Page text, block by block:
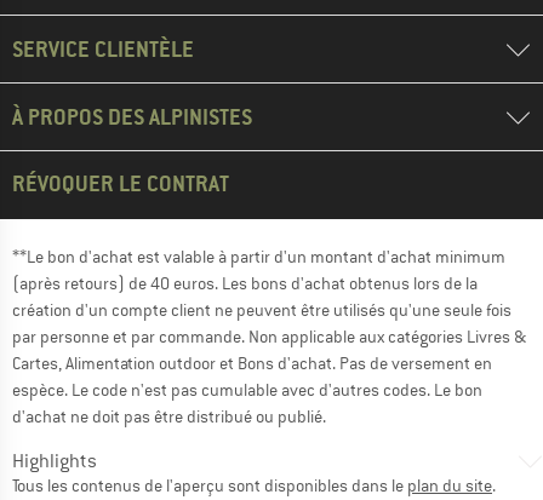
SERVICE CLIENTÈLE
À PROPOS DES ALPINISTES
RÉVOQUER LE CONTRAT
**Le bon d'achat est valable à partir d'un montant d'achat minimum
(après retours) de 40 euros. Les bons d'achat obtenus lors de la
création d'un compte client ne peuvent être utilisés qu'une seule fois
par personne et par commande. Non applicable aux catégories Livres &
Cartes, Alimentation outdoor et Bons d'achat. Pas de versement en
espèce. Le code n'est pas cumulable avec d'autres codes. Le bon
d'achat ne doit pas être distribué ou publié.
Highlights
Tous les contenus de l'aperçu sont disponibles dans le plan du site.